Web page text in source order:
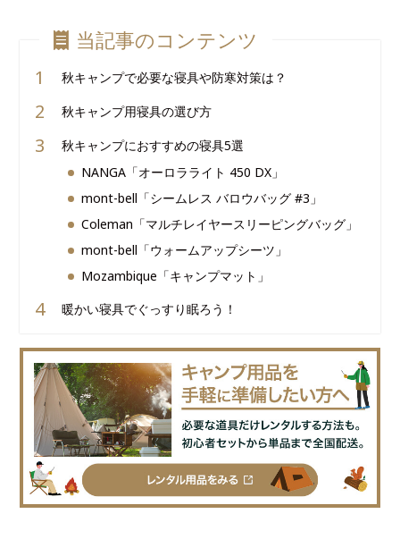
当記事のコンテンツ
秋キャンプで必要な寝具や防寒対策は？
秋キャンプ用寝具の選び方
秋キャンプにおすすめの寝具5選
NANGA「オーロラライト 450 DX」
mont-bell「シームレス バロウバッグ #3」
Coleman「マルチレイヤースリーピングバッグ」
mont-bell「ウォームアップシーツ」
Mozambique「キャンプマット」
暖かい寝具でぐっすり眠ろう！